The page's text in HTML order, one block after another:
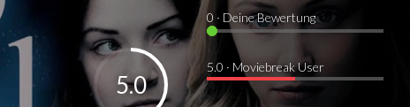
5.0
0 · Deine Bewertung
5.0 · Moviebreak User